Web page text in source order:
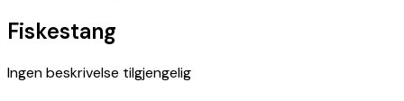
Fiskestang
Ingen beskrivelse tilgjengelig